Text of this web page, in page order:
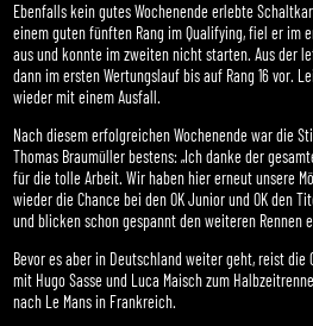
Ebenfalls kein gutes Wochenende erlebte
einem guten fünften Rang im Qualifying, fiel er im
aus und konnte im zweiten nicht starten. Aus der
dann im ersten Wertungslauf bis auf Rang 16 vor.
wieder mit einem Ausfall.
Nach diesem erfolgreichen Wochenende war die
Thomas Braumüller bestens: „Ich danke der
für die tolle Arbeit. Wir haben hier erneut unsere
wieder die Chance bei den OK Junior und OK den
und blicken schon gespannt den weiteren Rennen
Bevor es aber in Deutschland weiter geht, reist die
mit Hugo Sasse und Luca Maisch zum
nach Le Mans in Frankreich.